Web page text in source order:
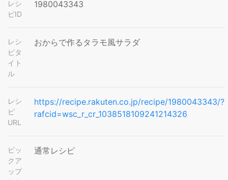
レシ
ピID
1980043343
レシ
ピタ
イト
ル
おからで作るタラモ風サラダ
レシ
ピ
URL
https://recipe.rakuten.co.jp/recipe/1980043343/?
rafcid=wsc_r_cr_1038518109241214326
ピッ
クア
ップ
通常レシピ